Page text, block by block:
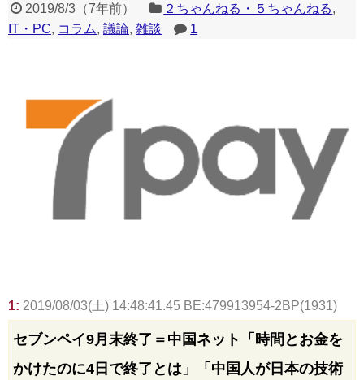
2019/8/3（7年前） ２ちゃんねる・５ちゃんねる,
IT・PC, コラム, 議論, 雑談 1
1: 2019/08/03(土) 14:48:41.45 BE:479913954-2BP(1931)
セブンペイ9月末終了＝中国ネット「時間とお金を
かけたのに4日で終了とは」「中国人が日本の技術